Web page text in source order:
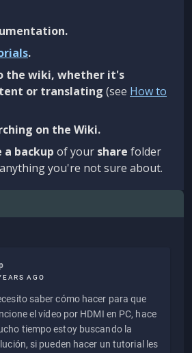
.
the wiki, whether it's
or translating (see How to
on the Wiki.
a backup of your share folder
you're not sure about.
AGO
saber cómo hacer para que
el vídeo por HDMI en PC, hace
tiempo estoy buscando la
si pueden hacer un tutorial les